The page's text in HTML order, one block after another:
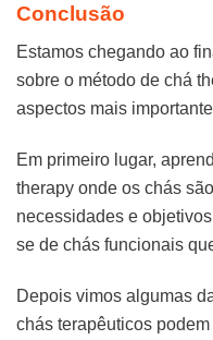
Conclusão
Estamos chegando ao
sobre o método de chá
aspectos mais
Em primeiro lugar,
therapy onde os chás
necessidades e
se de chás funcionais
Depois vimos algumas
chás terapêuticos